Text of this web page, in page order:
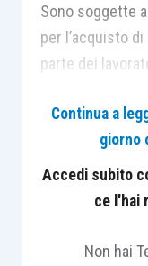
Sono soggette
per l’acquisto
parte dei
prestazioni
medici Inail per
fisica in
dall’evento
(compresi i
Continua a
giorno
Accedi subito
ce l'hai
Non hai